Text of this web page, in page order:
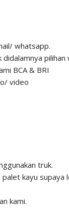
whatsapp.
BCA & BRI
video
truk.
kayu supaya
kami.